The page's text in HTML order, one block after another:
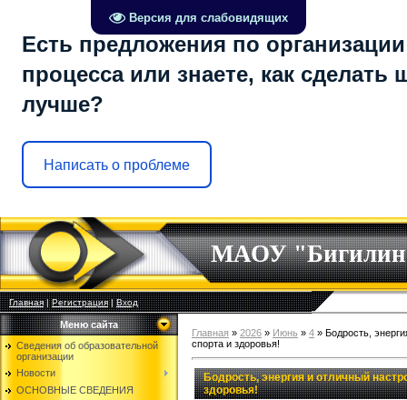
Версия для слабовидящих
Есть предложения по
процесса или знаете, как сделать
лучше?
Написать о проблеме
МАОУ
Главная|Регистрация|Вход
Меню сайта
Сведения об образовательной
организации
Новости
ОСНОВНЫЕ СВЕДЕНИЯ
Главная » 2026 » Июнь » 4 » Бодрость,
спорта и здоровья!
Бодрость, энергия и отличный
здоровья!